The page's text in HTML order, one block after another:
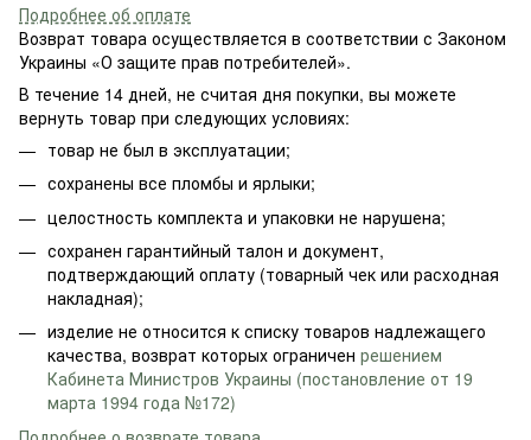
Подробнее об оплате
Возврат товара осуществляется в соответствии с Законом
Украины «О защите прав потребителей».
В течение 14 дней, не считая дня покупки, вы можете
вернуть товар при следующих условиях:
товар не был в эксплуатации;
сохранены все пломбы и ярлыки;
целостность комплекта и упаковки не нарушена;
сохранен гарантийный талон и документ,
подтверждающий оплату (товарный чек или расходная
накладная);
изделие не относится к списку товаров надлежащего
качества, возврат которых ограничен решением
Кабинета Министров Украины (постановление от 19
марта 1994 года №172)